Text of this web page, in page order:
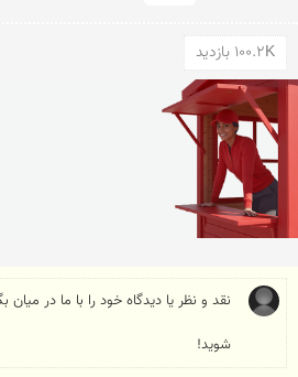
100.2K بازدید